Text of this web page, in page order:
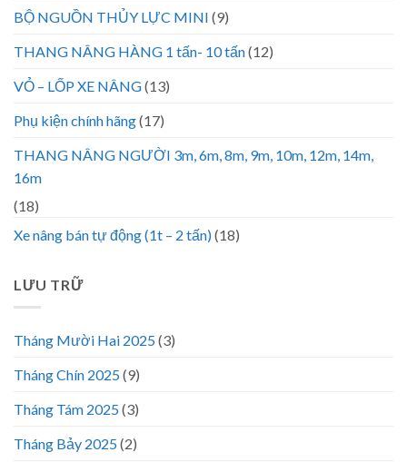
BỘ NGUỒN THỦY LỰC MINI (9)
THANG NÂNG HÀNG 1 tấn- 10 tấn(12)
VỎ – LỐP XE NÂNG(13)
Phụ kiện chính hãng(17)
THANG NÂNG NGƯỜI 3m, 6m, 8m, 9m, 10m, 12m, 14m,
16m
(18)
Xe nâng bán tự động (1t – 2 tấn)(18)
LƯU TRỮ
Tháng Mười Hai 2025(3)
Tháng Chín 2025(9)
Tháng Tám 2025(3)
Tháng Bảy 2025(2)